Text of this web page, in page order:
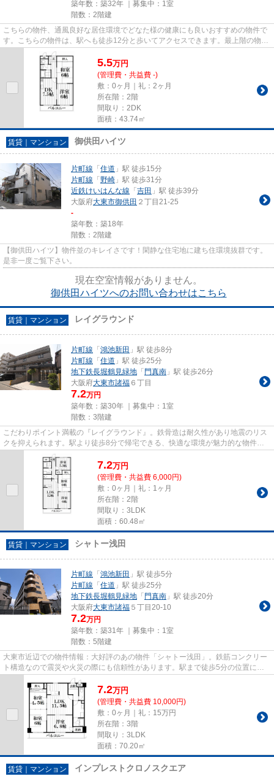
築年数：築32年 ｜募集中： 1室
階数：2階建
こちらの物件、通風良好な居住環境でどなた様の健康にも良いおすすめの物件で
す。こちらの物件は、駅へも徒歩12分と歩いてアクセスできます。最上階の物件
なので、きっとご満足頂ける...
5.5万円
(管理費・共益費 -)
敷：0ヶ月｜礼：2ヶ月
所在階：2階
間取り：2DK
面積：43.74㎡
賃貸｜マンション 御供田ハイツ
片町線 「 住道 」駅 徒歩15分
片町線 「 野崎 」駅 徒歩31分
近鉄けいはんな線 「 吉田 」駅 徒歩39分
大阪府大東市御供田 ２丁目21-25
-
築年数：築18年
階数：2階建
【御供田ハイツ】物件並のキレイさです！閑静な住宅地に建ち住環境抜群です。
是非一度ご覧下さい。
現在空室情報がありません。
御供田ハイツへのお問い合わせはこちら
賃貸｜マンション レイグラウンド
片町線 「 鴻池新田 」駅 徒歩8分
片町線 「 住道 」駅 徒歩25分
地下鉄長堀鶴見緑地 「 門真南 」駅 徒歩26分
大阪府大東市諸福 ６丁目
7.2万円
築年数：築30年 ｜募集中： 1室
階数：3階建
こだわりポイント満載の『レイグラウンド』。鉄骨造は耐久性があり地震のリス
クを抑えられます。駅より徒歩8分で帰宅できる、快適な環境が魅力的な物件で
す。防犯対策の行き届いた造り...
7.2万円
(管理費・共益費 6,000円)
敷：0ヶ月｜礼：1ヶ月
所在階：2階
間取り：3LDK
面積：60.48㎡
賃貸｜マンション シャトー浅田
片町線 「 鴻池新田 」駅 徒歩5分
片町線 「 住道 」駅 徒歩25分
地下鉄長堀鶴見緑地 「 門真南 」駅 徒歩20分
大阪府大東市諸福 ５丁目20-10
7.2万円
築年数：築31年 ｜募集中： 1室
階数：5階建
大東市近辺での物件情報：大好評のあの物件「シャトー浅田」。鉄筋コンクリー
ト構造なので震災や火災の際にも信頼性があります。駅まで徒歩5分の位置に立
地する、徒歩圏内の物件になり...
7.2万円
(管理費・共益費 10,000円)
敷：0ヶ月｜礼：15万円
所在階：3階
間取り：3LDK
面積：70.20㎡
賃貸｜マンション インプレストクロノスクエア